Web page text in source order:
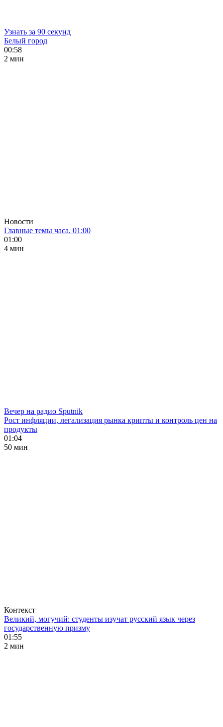
Узнать за 90 секунд
Белый город
00:58
2 мин
Новости
Главные темы часа. 01:00
01:00
4 мин
Вечер на радио Sputnik
Рост инфляции, легализация рынка крипты и контроль цен на
продукты
01:04
50 мин
Контекст
Великий, могучий: студенты изучат русский язык через
государственную призму
01:55
2 мин